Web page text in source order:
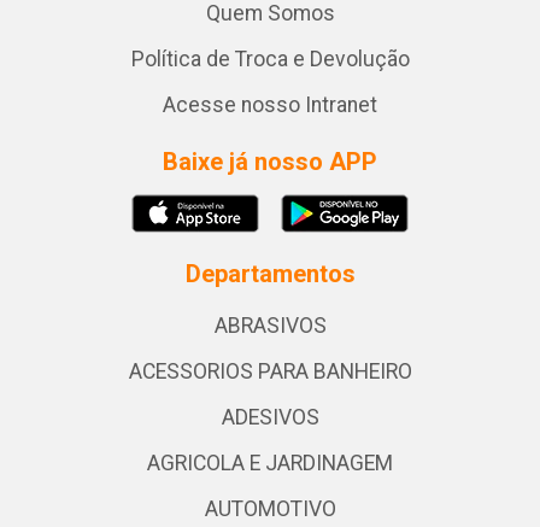
Quem Somos
Política de Troca e Devolução
Acesse nosso Intranet
Baixe já nosso APP
Departamentos
ABRASIVOS
ACESSORIOS PARA BANHEIRO
ADESIVOS
AGRICOLA E JARDINAGEM
AUTOMOTIVO